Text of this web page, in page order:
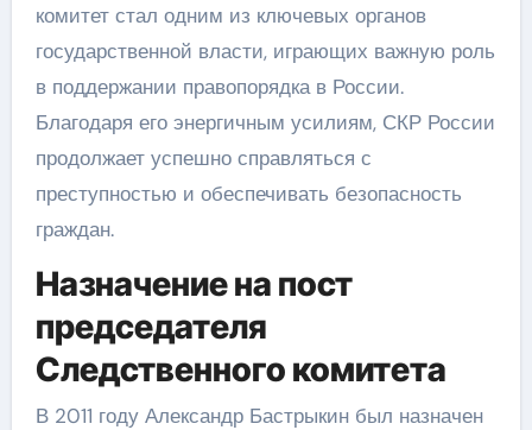
комитет стал одним из ключевых органов
государственной власти, играющих важную роль
в поддержании правопорядка в России.
Благодаря его энергичным усилиям, СКР России
продолжает успешно справляться с
преступностью и обеспечивать безопасность
граждан.
Назначение на пост
председателя
Следственного комитета
В 2011 году Александр Бастрыкин был назначен